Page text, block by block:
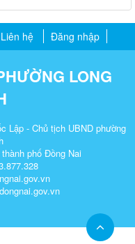
Liên hệ Đăng nhập
LONG
Lập - Chủ tịch UBND phường
phố Đồng Nai